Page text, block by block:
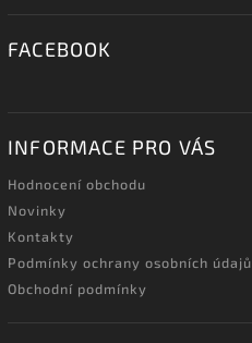
FACEBOOK
INFORMACE PRO VÁS
Hodnocení obchodu
Novinky
Kontakty
Podmínky ochrany osobních údajů
Obchodní podmínky